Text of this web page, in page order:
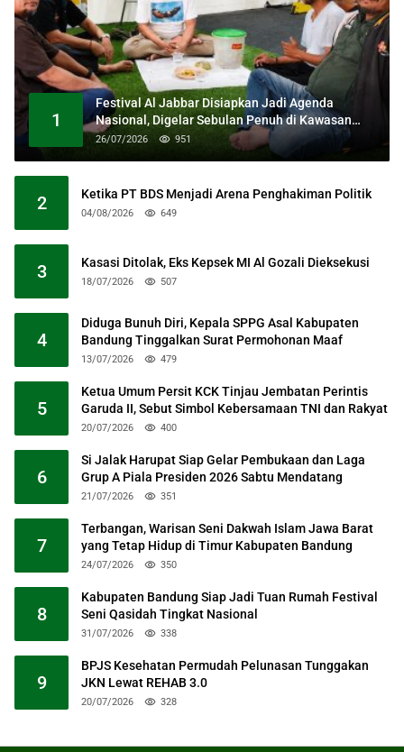
1
Festival Al Jabbar Disiapkan Jadi Agenda
Nasional, Digelar Sebulan Penuh di Kawasan
Masjid Raya Al Jabbar
26/07/2026 951
2 Ketika PT BDS Menjadi Arena Penghakiman Politik
04/08/2026 649
3 Kasasi Ditolak, Eks Kepsek MI Al Gozali Dieksekusi
18/07/2026 507
4
Diduga Bunuh Diri, Kepala SPPG Asal Kabupaten
Bandung Tinggalkan Surat Permohonan Maaf
13/07/2026 479
5
Ketua Umum Persit KCK Tinjau Jembatan Perintis
Garuda II, Sebut Simbol Kebersamaan TNI dan Rakyat
20/07/2026 400
6
Si Jalak Harupat Siap Gelar Pembukaan dan Laga
Grup A Piala Presiden 2026 Sabtu Mendatang
21/07/2026 351
7
Terbangan, Warisan Seni Dakwah Islam Jawa Barat
yang Tetap Hidup di Timur Kabupaten Bandung
24/07/2026 350
8
Kabupaten Bandung Siap Jadi Tuan Rumah Festival
Seni Qasidah Tingkat Nasional
31/07/2026 338
9
BPJS Kesehatan Permudah Pelunasan Tunggakan
JKN Lewat REHAB 3.0
20/07/2026 328